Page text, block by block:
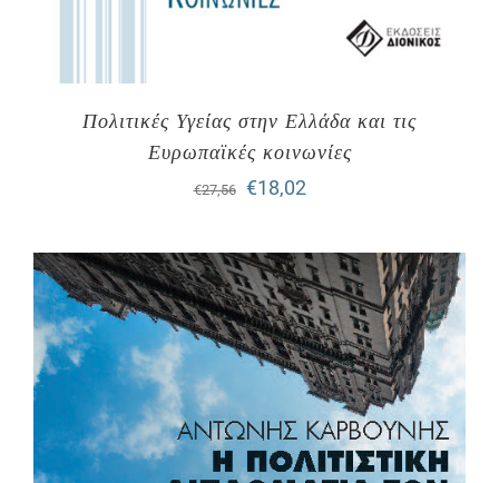
Πολιτικές Υγείας στην Ελλάδα και τις
Ευρωπαϊκές κοινωνίες
€27,56
Original
was:
€27,56.
€18,02Η
τιμή
είναι:
€18,02.